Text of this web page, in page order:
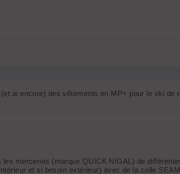
ai encore) des vêtements en MP+ pour le ski de
merceries (marque QUICK NIGAL) de
et si besoin extérieur) avec de la colle